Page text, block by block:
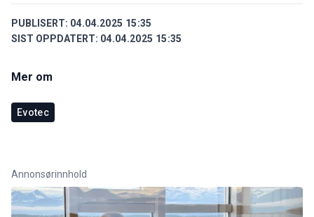
PUBLISERT: 04.04.2025 15:35
SIST OPPDATERT: 04.04.2025 15:35
Mer om
Evotec
Annonsørinnhold